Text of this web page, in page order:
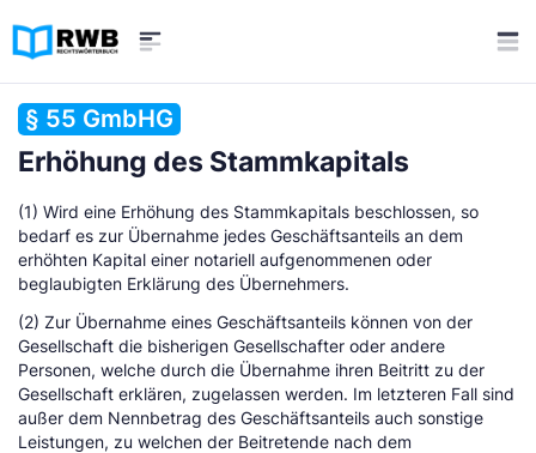
§ 55 GmbHG
Erhöhung des Stammkapitals
(1) Wird eine Erhöhung des Stammkapitals beschlossen, so
bedarf es zur Übernahme jedes Geschäftsanteils an dem
erhöhten Kapital einer notariell aufgenommenen oder
beglaubigten Erklärung des Übernehmers.
(2) Zur Übernahme eines Geschäftsanteils können von der
Gesellschaft die bisherigen Gesellschafter oder andere
Personen, welche durch die Übernahme ihren Beitritt zu der
Gesellschaft erklären, zugelassen werden. Im letzteren Fall sind
außer dem Nennbetrag des Geschäftsanteils auch sonstige
Leistungen, zu welchen der Beitretende nach dem